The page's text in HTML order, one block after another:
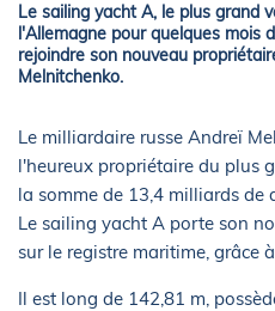
Le sailing yacht A, le plus grand
l'Allemagne pour quelques mois
rejoindre son nouveau
Melnitchenko.
Le milliardaire russe Andreï
l'heureux propriétaire du plus
la somme de 13,4 milliards de
Le sailing yacht A porte son
sur le registre maritime, grâce
Il est long de 142,81 m,